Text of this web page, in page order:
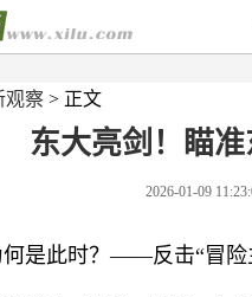
观察 > 正文
东大亮剑！瞄
2026-01-09
何是此时？——反击“冒险